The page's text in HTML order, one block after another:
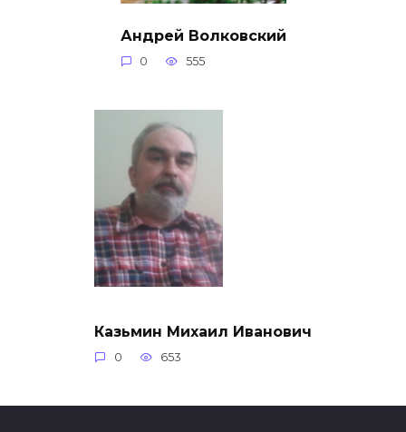
Андрей Волковский
0 555
Казьмин Михаил Иванович
0 653